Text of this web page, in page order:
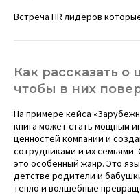
Встреча HR лидеров
Как рассказать о
чтобы в них
На примере кейса
книга может стать мощным
ценностей компании и
сотрудниками и их
это особенный жанр. Это
детстве родители и
тепло и волшебные